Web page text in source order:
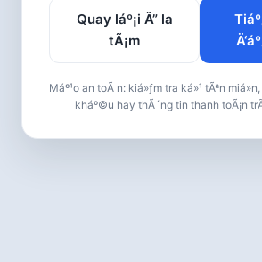
Quay láº¡i Ã” la
tÃ¡m
Máº¹o an toÃ n: kiá»ƒm tra ká»¹ tÃªn
kháº©u hay thÃ´ng tin thanh toÃ¡n